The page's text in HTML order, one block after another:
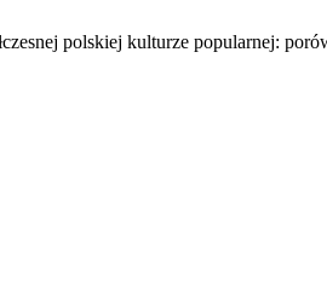
polskiej kulturze popularnej: